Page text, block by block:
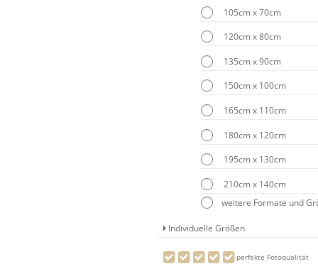
105cm x 70cm
120cm x 80cm
135cm x 90cm
150cm x 100cm
165cm x 110cm
180cm x 120cm
195cm x 130cm
210cm x 140cm
weitere Formate und
Individuelle Größen
perfekte Fotoqualität